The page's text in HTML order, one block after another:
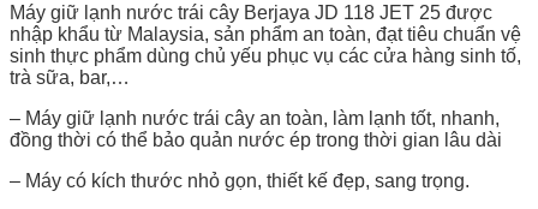
Máy giữ lạnh nước trái cây Berjaya JD 118 JET 25 được
nhập khẩu từ Malaysia, sản phẩm an toàn, đạt tiêu chuẩn vệ
sinh thực phẩm dùng chủ yếu phục vụ các cửa hàng sinh tố,
trà sữa, bar,…
– Máy giữ lạnh nước trái cây an toàn, làm lạnh tốt, nhanh,
đồng thời có thể bảo quản nước ép trong thời gian lâu dài
– Máy có kích thước nhỏ gọn, thiết kế đẹp, sang trọng.